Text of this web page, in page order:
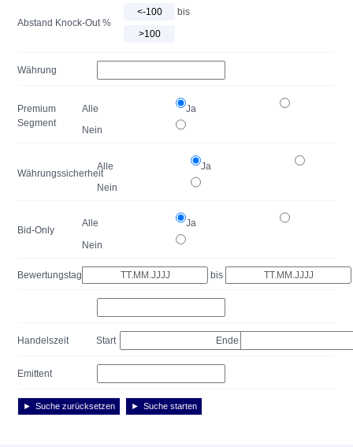
Abstand Knock-Out %
bis
Währung
Premium
Segment
Alle
Ja
Nein
Währungssicherheit
Alle
Ja
Nein
Bid-Only
Alle
Ja
Nein
Bewertungstag bis
Handelszeit Start Ende
Emittent
Suche zurücksetzen Suche starten